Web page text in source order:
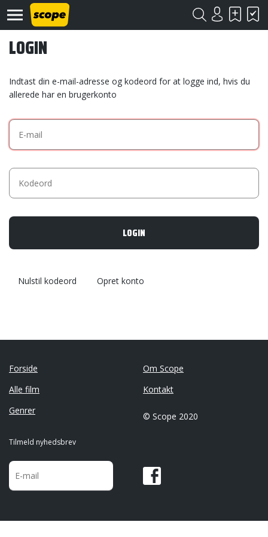
Kontakt
©
2020
LOGIN
Indtast din e-mail-adresse og kodeord for at logge ind, hvis du
allerede har en brugerkonto
Nulstil kodeord Opret konto
Forside
Alle film
Genrer
Om Scope
Kontakt
© Scope 2020
Tilmeld nyhedsbrev